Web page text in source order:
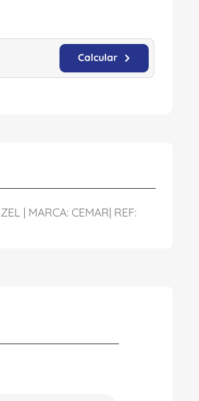
| MARCA: CEMAR| REF: